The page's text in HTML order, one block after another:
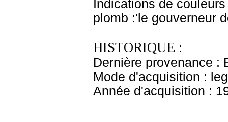
Indications de
plomb :'le gouverneur
HISTORIQUE :
Dernière provenance :
Mode d'acquisition :
Année d'acquisition :